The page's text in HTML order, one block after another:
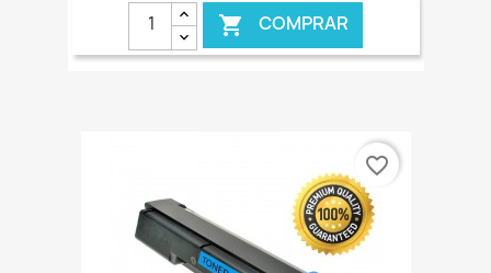
 COMPRAR
favorite_border